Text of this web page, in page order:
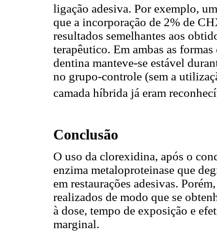
ligação adesiva. Por exemplo,
que a incorporação de 2% de
resultados semelhantes aos
terapêutico. Em ambas as
dentina manteve-se estável
no grupo-controle (sem a
camada híbrida já eram
Conclusão
O uso da clorexidina, após o
enzima metaloproteinase que
em restaurações adesivas.
realizados de modo que se
à dose, tempo de exposição e
marginal.